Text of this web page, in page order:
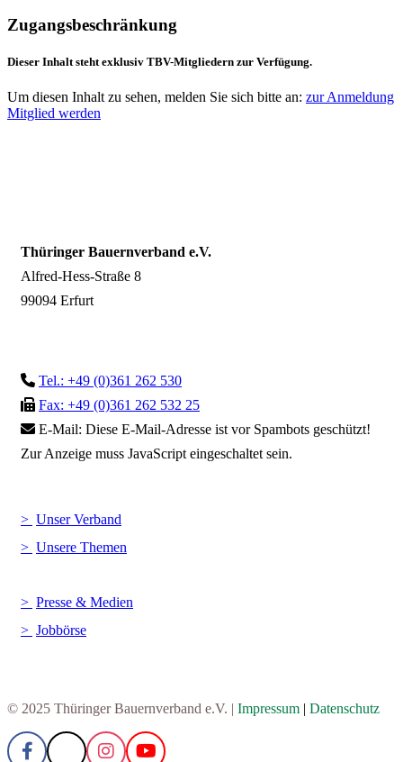
Zugangsbeschränkung
Dieser Inhalt steht exklusiv TBV-Mitgliedern zur Verfügung.
Um diesen Inhalt zu sehen, melden Sie sich bitte an: zur Anmeldung
Mitglied werden
Thüringer Bauernverband e.V.
Alfred-Hess-Straße 8
99094 Erfurt
Tel.: +49 (0)361 262 530
Fax: +49 (0)361 262 532 25
E-Mail: Diese E-Mail-Adresse ist vor Spambots geschützt!
Zur Anzeige muss JavaScript eingeschaltet sein.
Unser Verband
Unsere Themen
Presse & Medien
Jobbörse
© 2025 Thüringer Bauernverband e.V. | Impressum | Datenschutz